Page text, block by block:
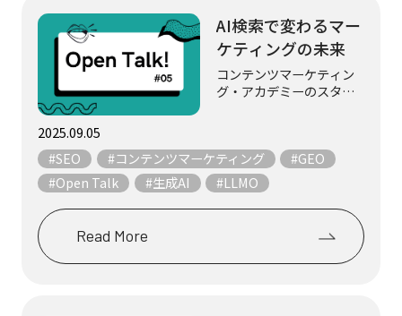
2025.09.05
AI検索で変わるマー
ケティングの未来
コンテンツマーケティン
グ・アカデミーのスタッ
にフリートークします。
「SEOはもう通用しな
い」―HubSpot CEOの衝
撃発言から...
#SEO #コンテンツマーケティング
#GEO
#Open Talk
#生成AI #LLMO
Read More